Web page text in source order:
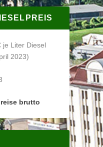
je Liter Diesel
2023)
brutto